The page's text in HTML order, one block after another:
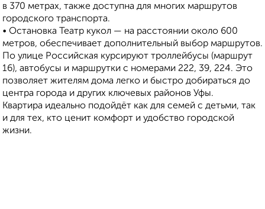
в 370 метрах, также доступна для многих маршрутов
городского транспорта.
• Остановка Театр кукол — на расстоянии около 600
метров, обеспечивает дополнительный выбор маршрутов.
По улице Российская курсируют троллейбусы (маршрут
16), автобусы и маршрутки с номерами 222, 39, 224. Это
позволяет жителям дома легко и быстро добираться до
центра города и других ключевых районов Уфы.
Квартира идеально подойдёт как для семей с детьми, так
и для тех, кто ценит комфорт и удобство городской
жизни.